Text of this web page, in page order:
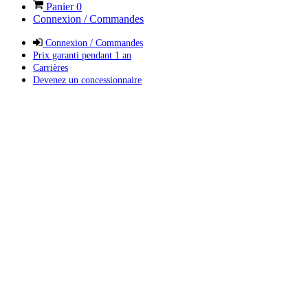
Panier0
Connexion / Commandes
Connexion / Commandes
Prix garanti pendant 1 an
Carrières
Devenez un concessionnaire